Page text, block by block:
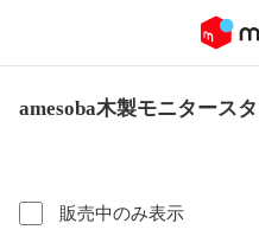
amesoba木製モニタース
販売中のみ表示